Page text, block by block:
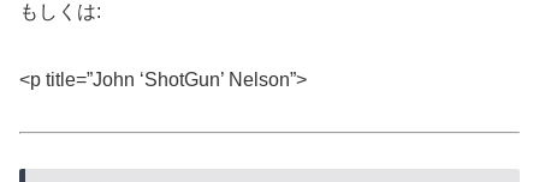
もしくは:
<p title=”John ‘ShotGun’ Nelson”>